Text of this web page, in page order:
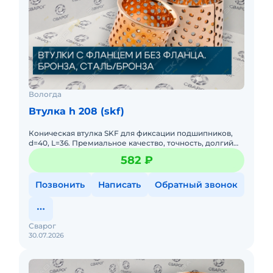
Вологда
Втулка h 208 (skf)
Коническая втулка SKF для фиксации подшипников,
d=40, L=36. Премиальное качество, точность, долгий
срок службы. Для вала 40 мм.
582 ₽
Позвонить Написать Обратный звонок
30.07.2026
Сварог